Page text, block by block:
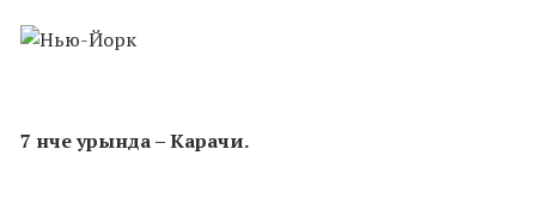
7 нче урында – Карачи.